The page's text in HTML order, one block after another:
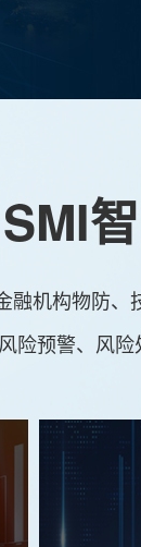
SMI
机构物防、
预警、风